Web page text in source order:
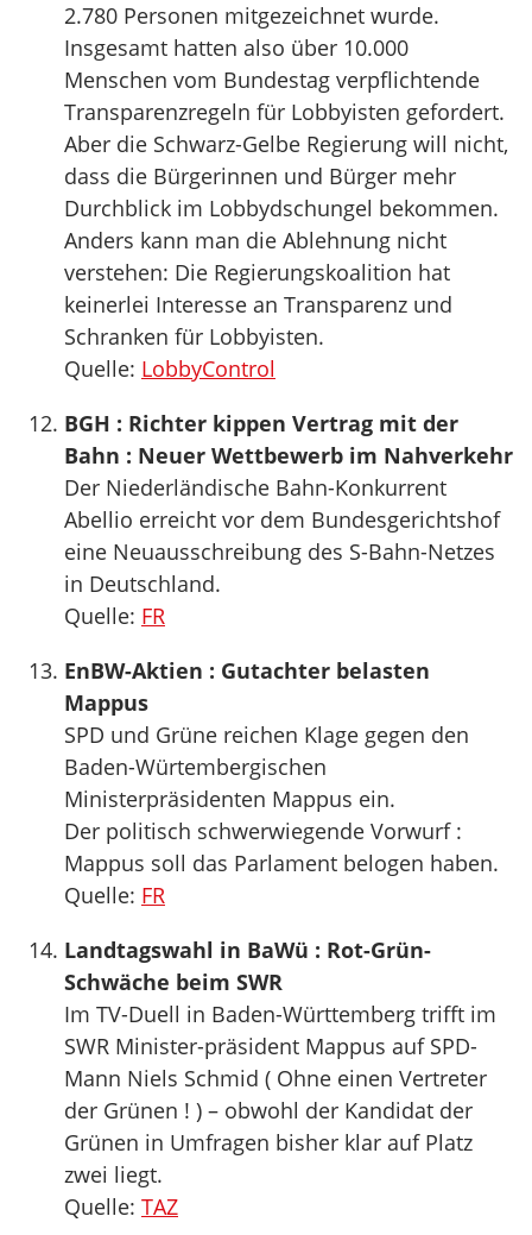
2.780 Personen mitgezeichnet wurde.
Insgesamt hatten also über 10.000
Menschen vom Bundestag verpflichtende
Transparenzregeln für Lobbyisten gefordert.
Aber die Schwarz-Gelbe Regierung will nicht,
dass die Bürgerinnen und Bürger mehr
Durchblick im Lobbydschungel bekommen.
Anders kann man die Ablehnung nicht
verstehen: Die Regierungskoalition hat
keinerlei Interesse an Transparenz und
Schranken für Lobbyisten.
Quelle: LobbyControl
BGH : Richter kippen Vertrag mit der
Bahn : Neuer Wettbewerb im Nahverkehr
Der Niederländische Bahn-Konkurrent
Abellio erreicht vor dem Bundesgerichtshof
eine Neuausschreibung des S-Bahn-Netzes
in Deutschland.
Quelle: FR
EnBW-Aktien : Gutachter belasten
Mappus
SPD und Grüne reichen Klage gegen den
Baden-Würtembergischen
Ministerpräsidenten Mappus ein.
Der politisch schwerwiegende Vorwurf :
Mappus soll das Parlament belogen haben.
Quelle: FR
Landtagswahl in BaWü : Rot-Grün-
Schwäche beim SWR
Im TV-Duell in Baden-Württemberg trifft im
SWR Minister-präsident Mappus auf SPD-
Mann Niels Schmid ( Ohne einen Vertreter
der Grünen ! ) – obwohl der Kandidat der
Grünen in Umfragen bisher klar auf Platz
zwei liegt.
Quelle: TAZ